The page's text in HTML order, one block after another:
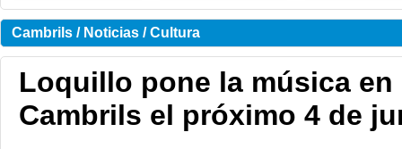
Cambrils / Noticias / Cultura
Loquillo pone la música en
Cambrils el próximo 4 de